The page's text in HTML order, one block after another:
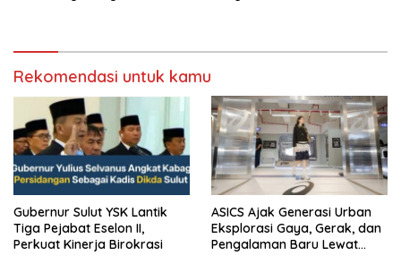
Rekomendasi untuk kamu
Gubernur Sulut YSK Lantik
Tiga Pejabat Eselon II,
Perkuat Kinerja Birokrasi
ASICS Ajak Generasi Urban
Eksplorasi Gaya, Gerak, dan
Pengalaman Baru Lewat